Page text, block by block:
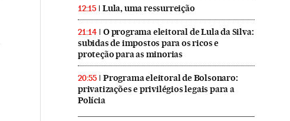
12:15 Lula, uma ressurreição
21:14
O programa eleitoral de Lula da Silva:
subidas de impostos para os ricos e
proteção para as minorias
20:55
Programa eleitoral de Bolsonaro:
privatizações e privilégios legais para a
Polícia